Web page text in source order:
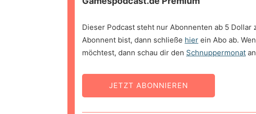
Dieser Podcast steht nur Abonnenten ab 5 Dollar
Abonnent bist, dann schließe hier ein Abo ab.
möchtest, dann schau dir den Schnuppermonat
JETZT ABONNIEREN